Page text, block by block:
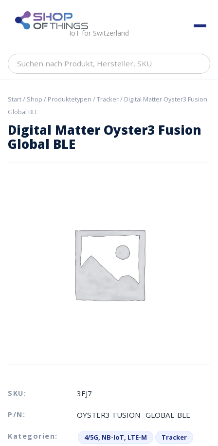
content ShopOfThings
IoT for Switzerland
Suchen
Hersteller,
Start/ Shop / Produktetypen /Tracker/ Digital Matter Oyster3 Fusion
Global BLE
Digital Matter Oyster3 Fusion
Global BLE
SKU: 3EJ7
P/N: OYSTER3-FUSION- GLOBAL-BLE
Kategorien: 4/5G, NB-IoT, LTE-M Tracker